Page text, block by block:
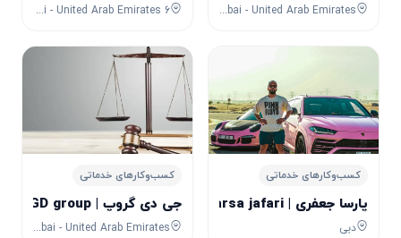
Dubai - United Arab Emirates
6 4th St - Al Quoz - Al Quoz Industrial Area 3 - Dubai - United Arab Emirates
کسب‌وکارهای خدماتی
پارسا جعفری | parsa jafari
دبی
کسب‌وکارهای خدماتی
جی دی گروپ | GD group
Karama - Dubai - United Arab Emirates